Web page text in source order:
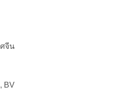
ศจีน
BV